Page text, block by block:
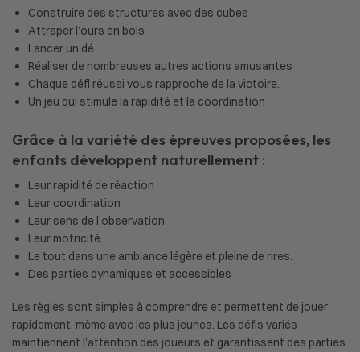
Construire des structures avec des cubes
Attraper l’ours en bois
Lancer un dé
Réaliser de nombreuses autres actions amusantes
Chaque défi réussi vous rapproche de la victoire.
Un jeu qui stimule la rapidité et la coordination
Grâce à la variété des épreuves proposées, les
enfants développent naturellement :
Leur rapidité de réaction
Leur coordination
Leur sens de l’observation
Leur motricité
Le tout dans une ambiance légère et pleine de rires.
Des parties dynamiques et accessibles
Les règles sont simples à comprendre et permettent de jouer
rapidement, même avec les plus jeunes. Les défis variés
maintiennent l’attention des joueurs et garantissent des parties